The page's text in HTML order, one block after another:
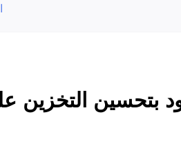
بتحسين التخزين